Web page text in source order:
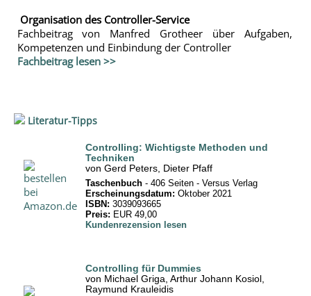
Organisation des Controller-Service
Fachbeitrag von Manfred Grotheer über Aufgaben,
Kompetenzen und Einbindung der Controller
Fachbeitrag lesen >>
Literatur-Tipps
Controlling: Wichtigste Methoden und
Techniken
von Gerd Peters, Dieter Pfaff
Taschenbuch- 406 Seiten -‎ Versus Verlag
Erscheinungsdatum: Oktober 2021
ISBN: 3039093665
Preis: EUR 49,00
Kundenrezension lesen
Controlling für Dummies
von Michael Griga, Arthur Johann Kosiol,
Raymund Krauleidis